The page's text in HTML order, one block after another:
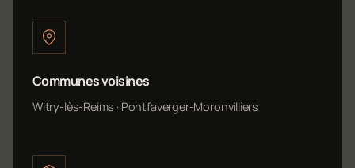
Communes voisines
Witry-lès-Reims · Pontfaverger-Moronvilliers